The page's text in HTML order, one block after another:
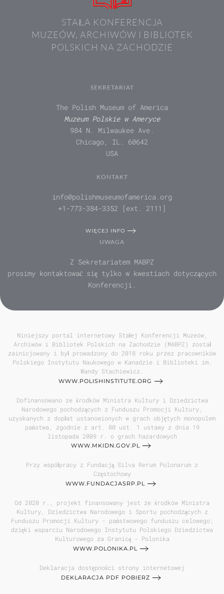
STAŁA KONFERENCJA
MUZEÓW, ARCHIWÓW I BIBLIOTEK
POLSKICH NA ZACHODZIE
SEKRETARIAT
The Polish Museum of America
Muzeum Polskie w Ameryce
984 N. Milwaukee Ave.
Chicago, IL. 60642
USA
KONTAKT
info@polishmuseumofamerica.org
+1-773-384-3352 [ext. 2111]
WIĘCEJ INFO
UWAGA
Z Sekretariatem MABPZ
prosimy kontaktować się tylko w kwestiach dotyczących
Konferencji.
Niniejszy portal internetowy Stałej Konferencji Muzeów,
Archiwów i Bibliotek Polskich na Zachodzie (MABPZ) został
zainicjowany i był prowadzony do 2018 roku przez pracowników
Polskiego Instytutu Naukowego w Kanadzie i Biblioteki im.
Wandy Stachiewicz.
WWW.POLISHINSTITUTE.ORG
Dofinansowano ze środków Ministra Kultury i Dziedzictwa
Narodowego pochodzących z Funduszu Promocji Kultury,
uzyskanych z dopłat ustanowionych w grach objętych monopolem
państwa, zgodnie z art. 80 ust. 1 ustawy z dnia 19
listopada 2009 r. o grach hazardowych
WWW.MKIDN.GOV.PL
Przy współpracy z Fundacją Silva Rerum Polonarum z
Częstochowy
WWW.FUNDACJASRP.PL
Od 2020 r., projekt finansowany jest ze środków Ministra
Kultury, Dziedzictwa Narodowego i Sportu pochodzących z
Funduszu Promocji Kultury - państwowego funduszu celowego;
dzięki wsparciu Narodowego Instytutu Polskiego Dziedzictwa
Kulturowego za Granicą - Polonika
WWW.POLONIKA.PL
Deklaracja dostępności strony internetowej
DEKLARACJA PDF POBIERZ